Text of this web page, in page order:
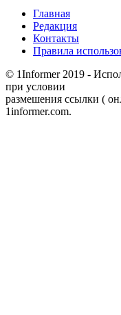
Главная
Редакция
Контакты
Правила
© 1Informer 2019 -
при условии
размешения ссылки (
1informer.com.